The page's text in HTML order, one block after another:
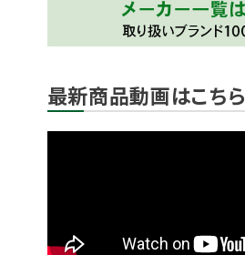
最新商品動画はこちら